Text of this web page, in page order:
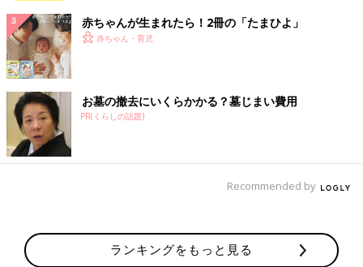
赤ちゃんが生まれたら！2冊の「たまひよ」
赤ちゃん・育児
お墓の撤去にいくらかかる？墓じまい費用
PR(くらしの話題)
Recommended by
ランキングをもっと見る